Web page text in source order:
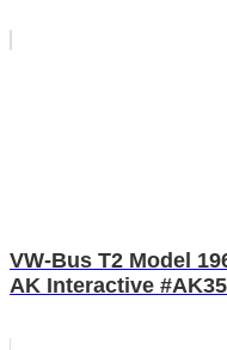
VW-Bus T2 Model
AK Interactive